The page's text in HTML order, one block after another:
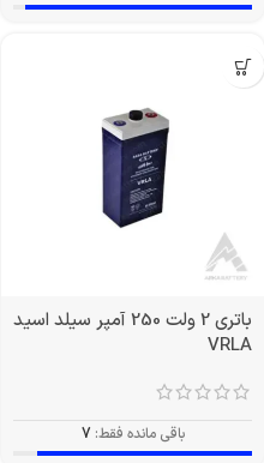
باتری 2 ولت 250 آمپر سیلد اسید
VRLA
باقی مانده فقط: 7